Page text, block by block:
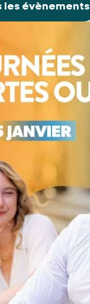
les évènements